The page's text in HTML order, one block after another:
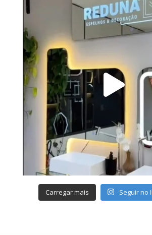
Carregar mais Seguir no